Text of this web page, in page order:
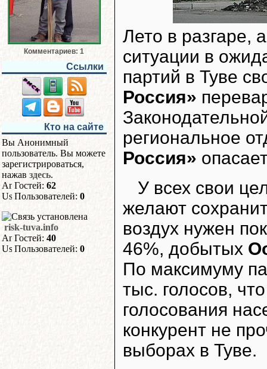
Комментариев: 1
Ссылки
Кто на сайте
Вы Анонимный
пользователь. Вы можете
зарегистрироваться,
нажав здесь.
Гостей: 62
Пользователей: 0
risk-tuva.info
Гостей: 40
Пользователей: 0
Лето в разгаре,
ситуации в
партий в Туве
Россия»
региональное
Россия»
У всех свои
желают
воздух нужен
46%, добытых
По максимуму
тыс. голосов,
голосования
конкурент не
выборах в Туве.